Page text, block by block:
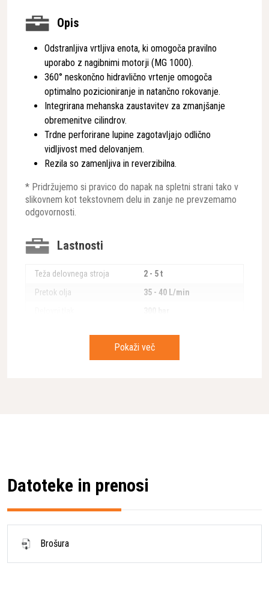
Opis
Odstranljiva vrtljiva enota, ki omogoča pravilno
uporabo z nagibnimi motorji (MG 1000).
360° neskončno hidravlično vrtenje omogoča
optimalno pozicioniranje in natančno rokovanje.
Integrirana mehanska zaustavitev za zmanjšanje
obremenitve cilindrov.
Trdne perforirane lupine zagotavljajo odlično
vidljivost med delovanjem.
Rezila so zamenljiva in reverzibilna.
* Pridržujemo si pravico do napak na spletni strani tako v
slikovnem kot tekstovnem delu in zanje ne prevzemamo
odgovornosti.
Lastnosti
Teža delovnega stroja
2 - 5 t
Pretok olja
35 - 40 L/min
2 t
Pokaži več
Datoteke in prenosi
Brošura